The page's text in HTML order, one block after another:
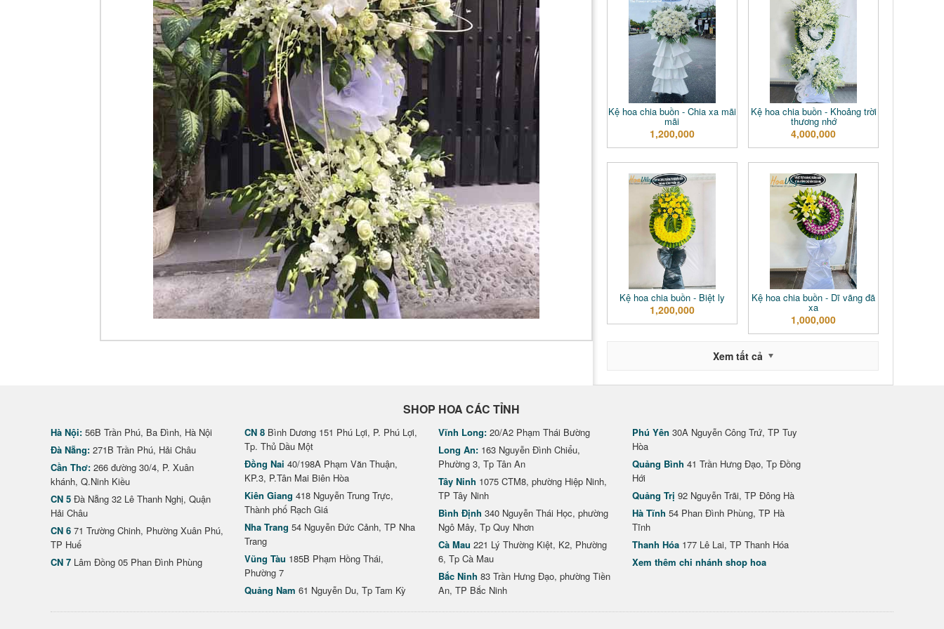
Kệ hoa chia buồn - Chia xa mãi
mãi
1,200,000
Kệ hoa chia buồn - Khoảng trời
thương nhớ
4,000,000
Kệ hoa chia buồn - Biệt ly
1,200,000
Kệ hoa chia buồn - Dĩ vãng đã
xa
1,000,000
Xem tất cả
SHOP HOA CÁC TỈNH
Hà Nội: 56B Trần Phú, Ba Đình, Hà Nội
Đà Nẵng: 271B Trần Phú, Hải Châu
Cần Thơ: 266 đường 30/4, P. Xuân
khánh, Q.Ninh Kiều
CN 5 Đà Nẵng 32 Lê Thanh Nghị, Quận
Hải Châu
CN 6 71 Trường Chinh, Phường Xuân Phú,
TP Huế
CN 7 Lâm Đồng 05 Phan Đình Phùng
CN 8 Bình Dương 151 Phú Lợi, P. Phú Lợi,
Tp. Thủ Dầu Một
Đồng Nai 40/198A Phạm Văn Thuận,
KP.3, P.Tân Mai Biên Hòa
Kiên Giang 418 Nguyễn Trung Trực,
Thành phố Rạch Giá
Nha Trang 54 Nguyễn Đức Cảnh, TP Nha
Trang
Vũng Tàu 185B Phạm Hồng Thái,
Phường 7
Quảng Nam 61 Nguyễn Du, Tp Tam Kỳ
Vĩnh Long: 20/A2 Phạm Thái Bường
Long An: 163 Nguyễn Đình Chiểu,
Phường 3, Tp Tân An
Tây Ninh 1075 CTM8, phường Hiệp Ninh,
TP Tây Ninh
Bình Định 340 Nguyễn Thái Học, phường
Ngô Mây, Tp Quy Nhơn
Cà Mau 221 Lý Thường Kiệt, K2, Phường
6, Tp Cà Mau
Bắc Ninh 83 Trần Hưng Đạo, phường Tiền
An, TP Bắc Ninh
Phú Yên 30A Nguyễn Công Trứ, TP Tuy
Hòa
Quảng Bình 41 Trần Hưng Đạo, Tp Đồng
Hới
Quảng Trị 92 Nguyễn Trãi, TP Đông Hà
Hà Tĩnh 54 Phan Đình Phùng, TP Hà
Tĩnh
Thanh Hóa 177 Lê Lai, TP Thanh Hóa
Xem thêm chi nhánh shop hoa